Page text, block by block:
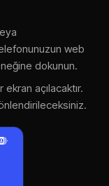
web
dokunun.
ekran açılacaktır.